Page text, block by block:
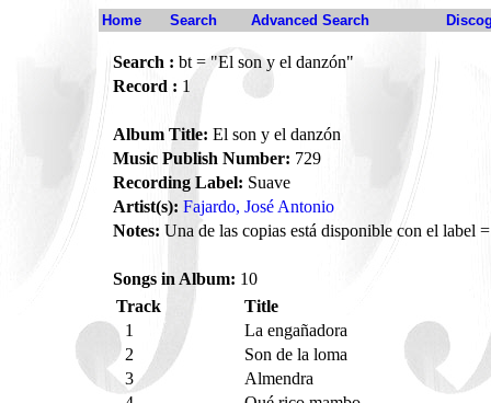
Home Search Advanced Search
Search : bt = "El son y el danzón"
Record : 1
Album Title: El son y el danzón
Music Publish Number: 729
Recording Label: Suave
Artist(s): Fajardo, José Antonio
Notes: Una de las copias está disponible con el label
Songs in Album: 10
Track
Title
1
La engañadora
2
Son de la loma
3
Almendra